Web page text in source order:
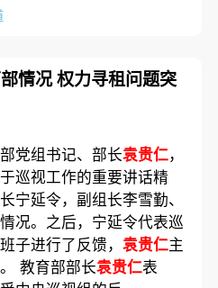
情况 权力寻租问题突
党组书记、部长袁贵仁，
巡视工作的重要讲话精
宁延令，副组长李雪勤、
况。之后，宁延令代表巡
子进行了反馈， 袁贵仁主
教育部部长袁贵仁表